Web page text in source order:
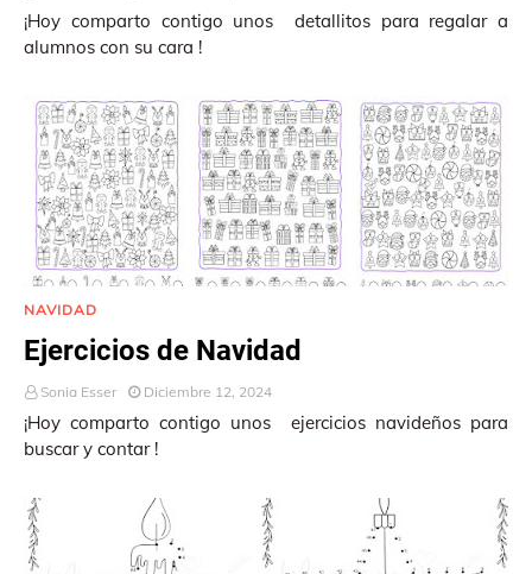
¡Hoy comparto contigo unos detallitos para regalar a
alumnos con su cara !
NAVIDAD
Ejercicios de Navidad
Sonia Esser Diciembre 12, 2024
¡Hoy comparto contigo unos ejercicios navideños para
buscar y contar !